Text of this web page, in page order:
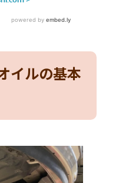
イルの基本